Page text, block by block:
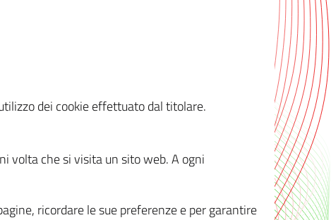
dei cookie effettuato dal titolare.
volta che si visita un sito web. A ogni
ricordare le sue preferenze e per garantire